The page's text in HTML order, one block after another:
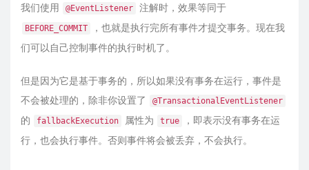
我们使用 @EventListener 注解时，效果等同于
BEFORE_COMMIT
，也就是执行完所有事件才提交事务。现在我
们可以自己控制事件的执行时机了。
但是因为它是基于事务的，所以如果没有事务在运行，事件是
不会被处理的，除非你设置了
@TransactionalEventListener
的 fallbackExecution 属性为 true
，即表示没有事务在运
行，也会执行事件。否则事件将会被丢弃，不会执行。